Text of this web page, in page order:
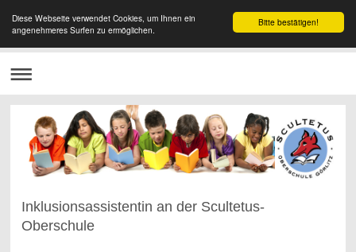
Bitte bestätigen!
Diese Webseite verwendet Cookies, um Ihnen ein
angenehmeres Surfen zu ermöglichen.
Inklusionsassistentin an der Scultetus-
Oberschule